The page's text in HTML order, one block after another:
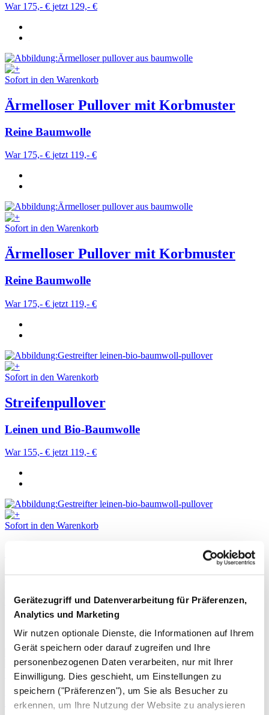
Gerätezugriff und Datenverarbeitung für Präferenzen,
Analytics und Marketing
Wir nutzen optionale Dienste, die Informationen auf Ihrem
Gerät speichern oder darauf zugreifen und Ihre
personenbezogenen Daten verarbeiten, nur mit Ihrer
Einwilligung. Dies geschieht, um Einstellungen zu
speichern ("Präferenzen"), um Sie als Besucher zu
erkennen, um Ihre Nutzung der Website zu analysieren
War 175,- € jetzt 129,- €
Sofort in den Warenkorb
Ärmelloser Pullover mit Korbmuster
Reine Baumwolle
War 175,- € jetzt 119,- €
Sofort in den Warenkorb
Ärmelloser Pullover mit Korbmuster
Reine Baumwolle
War 175,- € jetzt 119,- €
Sofort in den Warenkorb
Streifenpullover
Leinen und Bio-Baumwolle
War 155,- € jetzt 119,- €
Sofort in den Warenkorb
Leinen und Bio-Baumwolle
War 155,- €jetzt 119,- €
Sofort in den Warenkorb
Pointelle-Pullover